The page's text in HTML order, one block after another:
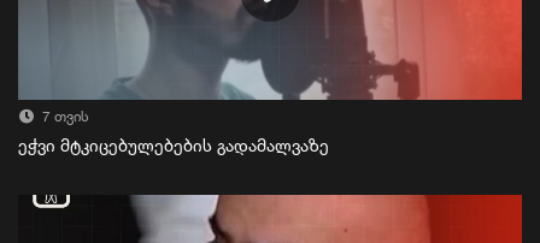
7 თვის
ეჭვი მტკიცებულებების გადამალვაზე